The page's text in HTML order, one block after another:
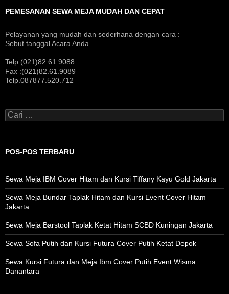
PEMESANAN SEWA MEJA MUDAH DAN CEPAT
Pelayanan yang mudah dan sederhana dengan cara :
Sebut tanggal Acara Anda
Telp:(021)82.61.9088
Fax :(021)82.61.9089
Telp.087877.520.712
Cari
untuk:
POS-POS TERBARU
Sewa Meja IBM Cover Hitam dan Kursi Tiffany Kayu Gold Jakarta
Sewa Meja Bundar Taplak Hitam dan Kursi Event Cover Hitam
Jakarta
Sewa Meja Barstool Taplak Ketat Hitam SCBD Kuningan Jakarta
Sewa Sofa Putih dan Kursi Futura Cover Putih Ketat Depok
Sewa Kursi Futura dan Meja Ibm Cover Putih Event Wisma
Danantara